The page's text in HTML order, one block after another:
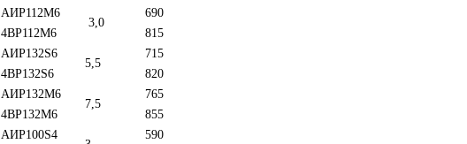
АИР112М6
3,0
690
4ВР112М6 815
АИР132S6
5,5
715
4BР132S6 820
АИР132M6
7,5
765
4BР132M6 855
АИР100S4
590